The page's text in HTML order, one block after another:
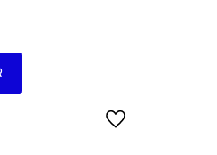
Gem som